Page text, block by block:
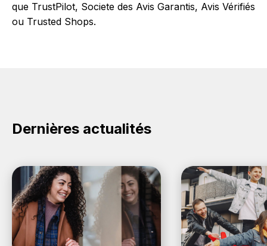
que TrustPilot, Societe des Avis Garantis, Avis Vérifiés
ou Trusted Shops.
Dernières actualités